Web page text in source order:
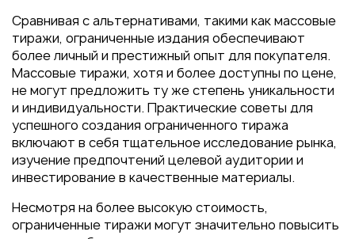
Сравнивая с альтернативами, такими как массовые
тиражи, ограниченные издания обеспечивают
более личный и престижный опыт для покупателя.
Массовые тиражи, хотя и более доступны по цене,
не могут предложить ту же степень уникальности
и индивидуальности. Практические советы для
успешного создания ограниченного тиража
включают в себя тщательное исследование рынка,
изучение предпочтений целевой аудитории и
инвестирование в качественные материалы.
Несмотря на более высокую стоимость,
ограниченные тиражи могут значительно повысить